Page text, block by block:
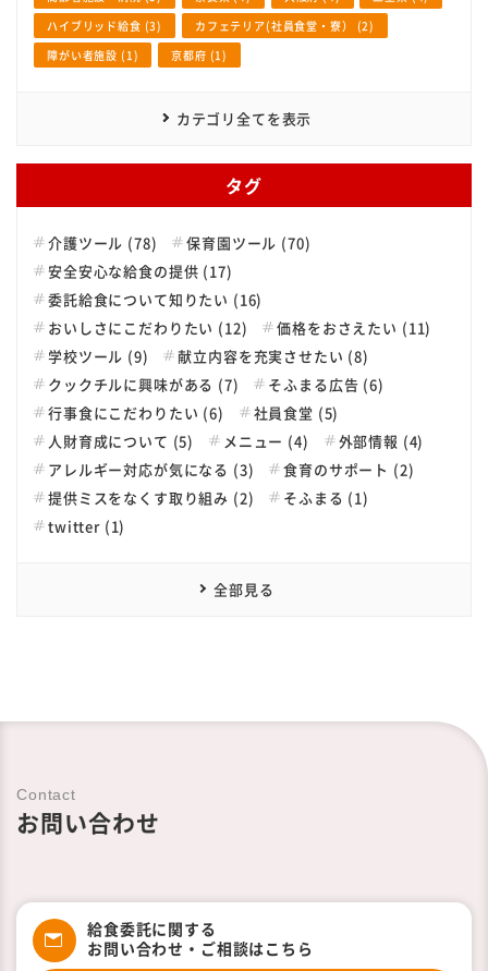
ハイブリッド給食 (3)
カフェテリア(社員食堂・寮） (2)
障がい者施設 (1)
京都府 (1)
カテゴリ全てを表示
タグ
介護ツール (78)
保育園ツール (70)
安全安心な給食の提供 (17)
委託給食について知りたい (16)
おいしさにこだわりたい (12)
価格をおさえたい (11)
学校ツール (9)
献立内容を充実させたい (8)
クックチルに興味がある (7)
そふまる広告 (6)
行事食にこだわりたい (6)
社員食堂 (5)
人財育成について (5)
メニュー (4)
外部情報 (4)
アレルギー対応が気になる (3)
食育のサポート (2)
提供ミスをなくす取り組み (2)
そふまる (1)
twitter (1)
全部見る
Contact
お問い合わせ
給食委託に関する
お問い合わせ・ご相談はこちら